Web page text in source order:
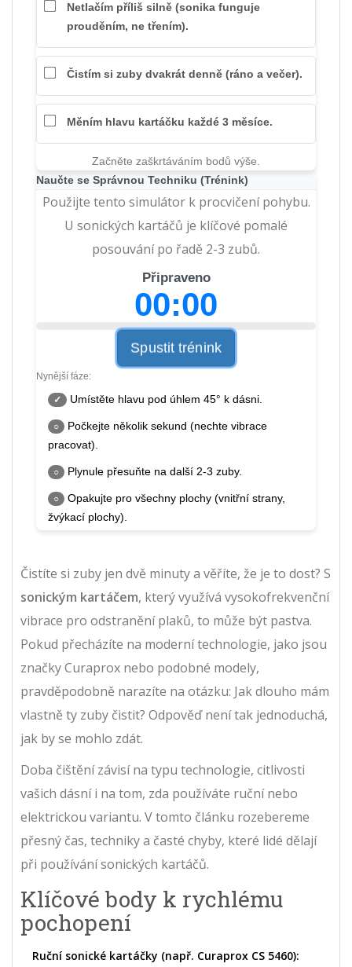
Netlačím příliš silně (sonika funguje
prouděním, ne třením).
Čistím si zuby dvakrát denně (ráno a večer).
Měním hlavu kartáčku každé 3 měsíce.
Začněte zaškrtáváním bodů výše.
Naučte se Správnou Techniku (Trénink)
Použijte tento simulátor k procvičení pohybu.
U sonických kartáčů je klíčové pomalé
posouvání po řadě 2-3 zubů.
Připraveno
00:00
Spustit trénink
Nynější fáze:
✓ Umístěte hlavu pod úhlem 45° k dásni.
○
Počkejte několik sekund (nechte vibrace
pracovat).
○ Plynule přesuňte na další 2-3 zuby.
○
Opakujte pro všechny plochy (vnitřní strany,
žvýkací plochy).
Čistíte si zuby jen dvě minuty a věříte, že je to dost? S
sonickým kartáčem, který využívá vysokofrekvenční
vibrace pro odstranění plaků, to může být pastva.
Pokud přecházíte na moderní technologie, jako jsou
značkyCuraprox nebo podobné modely,
pravděpodobně narazíte na otázku: Jak dlouho mám
vlastně ty zuby čistit? Odpověď není tak jednoduchá,
jak by se mohlo zdát.
Doba čištění závisí na typu technologie, citlivosti
vašich dásní i na tom, zda používáte ruční nebo
elektrickou variantu. V tomto článku rozebereme
přesný čas, techniky a časté chyby, které lidé dělají
při používání sonických kartáčů.
Klíčové body k rychlému
pochopení
Ruční sonické kartáčky (např. Curaprox CS 5460):